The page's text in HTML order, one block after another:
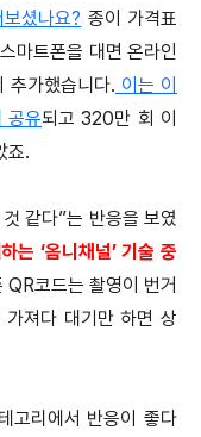
셨나요? 종이 가격표
마트폰을 대면 온라인
추가했습니다. 이는 이
공유되고 320만 회 이
죠.
같다”는 반응을 보였
는 ‘옴니채널’ 기술 중
QR코드는 촬영이 번거
져다 대기만 하면 상
고리에서 반응이 좋다